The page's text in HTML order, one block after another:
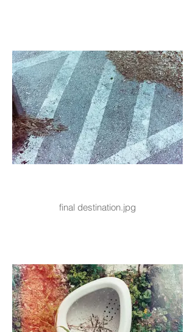
final destination.jpg